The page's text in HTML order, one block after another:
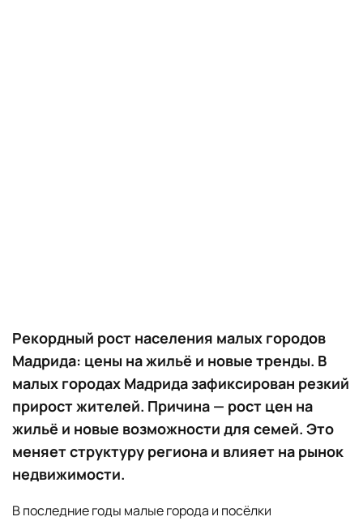
Рекордный рост населения малых городов
Мадрида: цены на жильё и новые тренды. В
малых городах Мадрида зафиксирован резкий
прирост жителей. Причина — рост цен на
жильё и новые возможности для семей. Это
меняет структуру региона и влияет на рынок
недвижимости.
В последние годы малые города и посёлки